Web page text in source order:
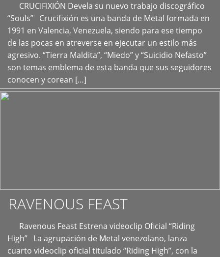
CRUCIFIXIÓN Devela su nuevo trabajo discográfico
“Souls” Crucifixión es una banda de Metal formada en
1991 en Valencia, Venezuela, siendo para ese tiempo
de las pocas en atreverse en ejecutar un estilo más
agresivo. “Tierra Maldita”, “Miedo” y “Suicidio Nefasto”
son temas emblema de esta banda que sus seguidores
conocen y corean […]
+
RAVENOUS FEAST
Ravenous Feast Estrena videoclip Oficial “Riding
High” La agrupación de Metal venezolano, lanza
cuarto videoclip oficial titulado “Riding High”, con la